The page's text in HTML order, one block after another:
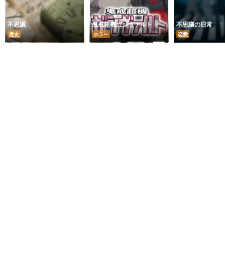
不思議
歴史
鬼戒超機ガンヴァルト
ホラー
不思議の日常
恋愛